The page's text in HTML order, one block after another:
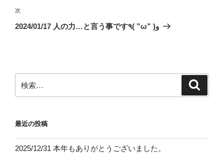
ビ
ゲ
ン
稿
次
の
次
2024/01/17 人の力…と言う事です٩( ”ω” )و
索:
最近の投稿
2025/12/31 本年もありがとうございました。